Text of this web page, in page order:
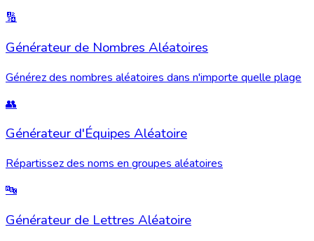
🔢
Générateur de Nombres Aléatoires
Générez des nombres aléatoires dans n'importe quelle plage
👥
Générateur d'Équipes Aléatoire
Répartissez des noms en groupes aléatoires
🔤
Générateur de Lettres Aléatoire